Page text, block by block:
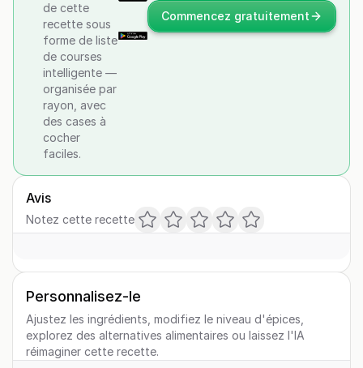
de cette
recette sous
forme de liste
de courses
intelligente —
organisée par
rayon, avec
des cases à
cocher
faciles.
Commencez gratuitement
Avis
Notez cette recette
Personnalisez-le
Ajustez les ingrédients, modifiez le niveau d'épices,
explorez des alternatives alimentaires ou laissez l'IA
réimaginer cette recette.